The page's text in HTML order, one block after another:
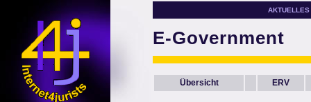
AKTUELLES
E-Government
Übersicht ERV